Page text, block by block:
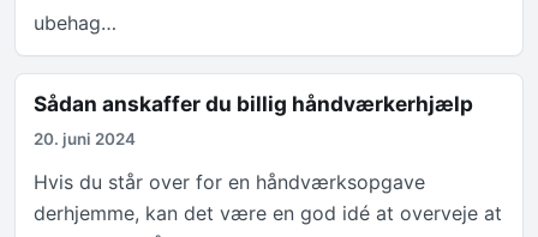
ubehag…
Sådan anskaffer du billig håndværkerhjælp
20. juni 2024
Hvis du står over for en håndværksopgave
derhjemme, kan det være en god idé at overveje at